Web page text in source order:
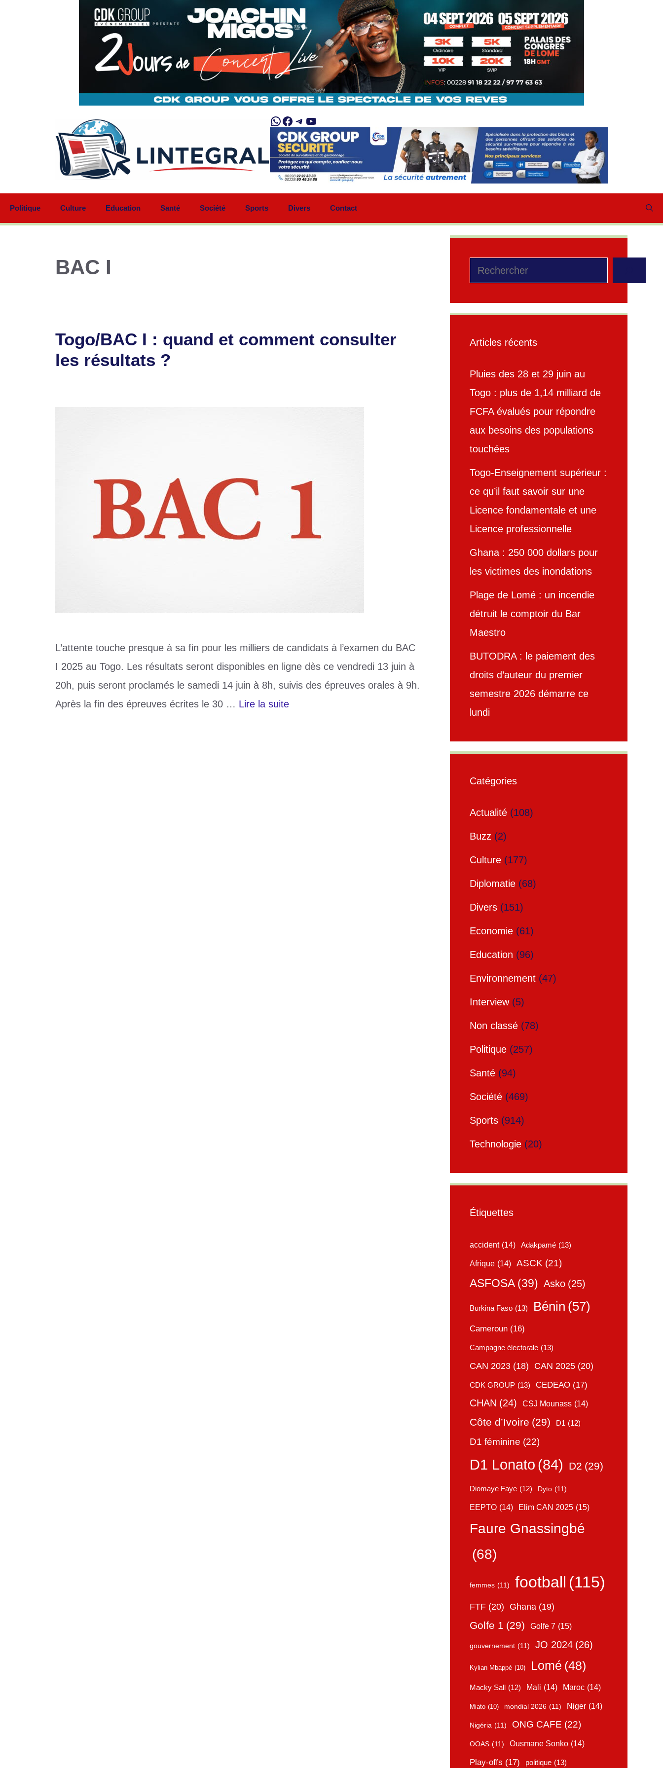
WhatsApp
Facebook
Telegram
YouTube
Politique Culture Education Santé Société Sports Divers Contact
BAC I
Togo/BAC I : quand et comment consulter
les résultats ?
L’attente touche presque à sa fin pour les milliers de candidats à l’examen du BAC
I 2025 au Togo. Les résultats seront disponibles en ligne dès ce vendredi 13 juin à
20h, puis seront proclamés le samedi 14 juin à 8h, suivis des épreuves orales à 9h.
Après la fin des épreuves écrites le 30 … Lire la suite
Rechercher
Articles récents
Pluies des 28 et 29 juin au
Togo : plus de 1,14 milliard de
FCFA évalués pour répondre
aux besoins des populations
touchées
Togo-Enseignement supérieur :
ce qu’il faut savoir sur une
Licence fondamentale et une
Licence professionnelle
Ghana : 250 000 dollars pour
les victimes des inondations
Plage de Lomé : un incendie
détruit le comptoir du Bar
Maestro
BUTODRA : le paiement des
droits d’auteur du premier
semestre 2026 démarre ce
lundi
Catégories
Actualité (108)
Buzz (2)
Culture (177)
Diplomatie (68)
Divers (151)
Economie (61)
Education (96)
Environnement (47)
Interview(5)
Non classé (78)
Politique (257)
Santé (94)
Société (469)
Sports (914)
Technologie (20)
Étiquettes
accident (14) Adakpamé (13)
Afrique (14) ASCK (21)
ASFOSA (39) Asko (25)
Burkina Faso (13) Bénin (57)
Cameroun (16)
Campagne électorale (13)
CAN 2023 (18) CAN 2025 (20)
CDK GROUP (13) CEDEAO (17)
CHAN (24) CSJ Mounass (14)
Côte d’Ivoire (29) D1 (12)
D1 féminine (22)
D1 Lonato (84) D2 (29)
Diomaye Faye (12) Dyto (11)
EEPTO (14) Elim CAN 2025 (15)
Faure Gnassingbé
(68)
femmes (11) football (115)
FTF (20) Ghana (19)
Golfe 1 (29) Golfe 7 (15)
gouvernement (11) JO 2024 (26)
Kylian Mbappé (10) Lomé (48)
Macky Sall (12) Mali (14) Maroc (14)
Miato (10) mondial 2026 (11) Niger (14)
Nigéria (11) ONG CAFE (22)
OOAS (11) Ousmane Sonko (14)
Play-offs (17) politique (13)